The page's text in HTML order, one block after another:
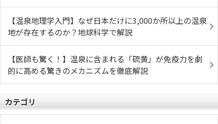
【温泉地理学入門】なぜ日本だけに3,000か所以上の温泉
地が存在するのか？地球科学で解説
【医師も驚く！】温泉に含まれる「硫黄」が免疫力を劇
的に高める驚きのメカニズムを徹底解説
カテゴリ